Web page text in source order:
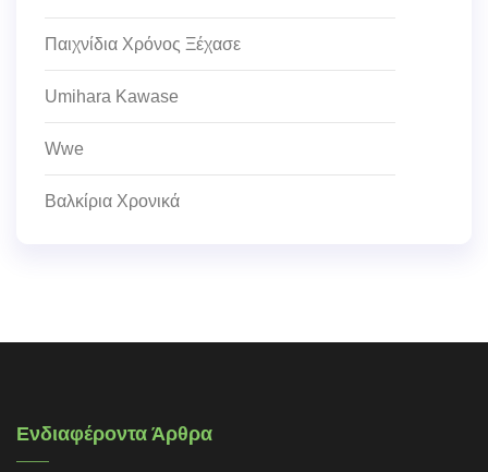
Παιχνίδια Χρόνος Ξέχασε
Umihara Kawase
Wwe
Βαλκίρια Χρονικά
Ενδιαφέροντα Άρθρα